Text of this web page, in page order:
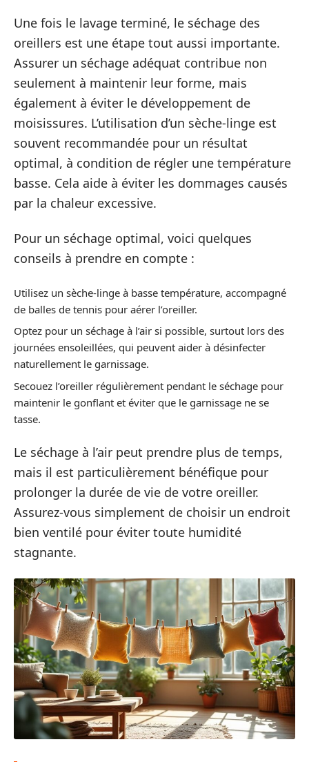
Une fois le lavage terminé, le séchage des
oreillers est une étape tout aussi importante.
Assurer un séchage adéquat contribue non
seulement à maintenir leur forme, mais
également à éviter le développement de
moisissures. L’utilisation d’un sèche-linge est
souvent recommandée pour un résultat
optimal, à condition de régler une température
basse. Cela aide à éviter les dommages causés
par la chaleur excessive.
Pour un séchage optimal, voici quelques
conseils à prendre en compte :
Utilisez un sèche-linge à basse température, accompagné
de balles de tennis pour aérer l’oreiller.
Optez pour un séchage à l’air si possible, surtout lors des
journées ensoleillées, qui peuvent aider à désinfecter
naturellement le garnissage.
Secouez l’oreiller régulièrement pendant le séchage pour
maintenir le gonflant et éviter que le garnissage ne se
tasse.
Le séchage à l’air peut prendre plus de temps,
mais il est particulièrement bénéfique pour
prolonger la durée de vie de votre oreiller.
Assurez-vous simplement de choisir un endroit
bien ventilé pour éviter toute humidité
stagnante.